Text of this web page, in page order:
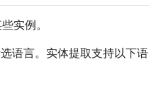
实例。
语言。实体提取支持以下语